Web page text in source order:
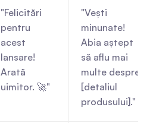
"Felicitări
pentru
acest
lansare!
Arată
uimitor. 🚀"
"Vești
minunate!
Abia aștept
să aflu mai
multe despre
[detaliul
produsului]."